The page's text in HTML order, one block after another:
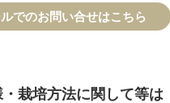
ルでのお問い合せはこちら
栽培方法に関して等は